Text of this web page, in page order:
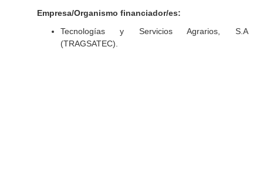
Empresa/Organismo financiador/es:
Tecnologías y Servicios Agrarios, S.A
(TRAGSATEC).